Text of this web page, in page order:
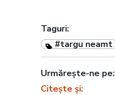
Taguri:
#targu neamt
Urmărește-ne pe:
Citește și: